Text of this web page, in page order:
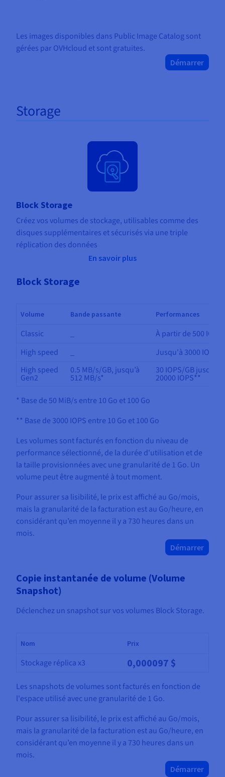
Les images disponibles dans Public Image Catalog sont
gérées par OVHcloud et sont gratuites.
Démarrer
Storage
Block Storage
Créez vos volumes de stockage, utilisables comme des
disques supplémentaires et sécurisés via une triple
réplication des données
En savoir plus
Block Storage
Volume Bande passante Performances
Classic
À partir de 500 IOPS
High speed
Jusqu'à 3000 IOPS
High speed
Gen2
0.5 MB/s/GB, jusqu’à
512 MB/s*
30 IOPS/GB jusqu’à
20000 IOPS**
* Base de 50 MiB/s entre 10 Go et 100 Go
** Base de 3000 IOPS entre 10 Go et 100 Go
Les volumes sont facturés en fonction du niveau de
performance sélectionné, de la durée d'utilisation et de
la taille provisionnées avec une granularité de 1 Go. Un
volume peut être augmenté à tout moment.
Pour assurer sa lisibilité, le prix est affiché au Go/mois,
mais la granularité de la facturation est au Go/heure, en
considérant qu’en moyenne il y a 730 heures dans un
mois.
Démarrer
Copie instantanée de volume (Volume
Snapshot)
Déclenchez un snapshot sur vos volumes Block Storage.
Nom Prix
Stockage réplica x3 0,000097 $
Les snapshots de volumes sont facturés en fonction de
l'espace utilisé avec une granularité de 1 Go.
Pour assurer sa lisibilité, le prix est affiché au Go/mois,
mais la granularité de la facturation est au Go/heure, en
considérant qu’en moyenne il y a 730 heures dans un
mois.
Démarrer